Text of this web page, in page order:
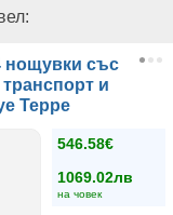
нощувки със
и
Терре
546.58€
1069.02лв
на човек